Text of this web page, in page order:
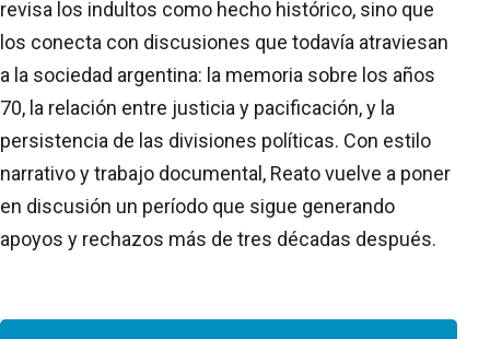
revisa los indultos como hecho histórico, sino que
los conecta con discusiones que todavía atraviesan
a la sociedad argentina: la memoria sobre los años
70, la relación entre justicia y pacificación, y la
persistencia de las divisiones políticas. Con estilo
narrativo y trabajo documental, Reato vuelve a poner
en discusión un período que sigue generando
apoyos y rechazos más de tres décadas después.